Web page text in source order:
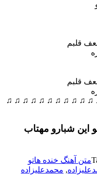
قلبم
قلبم
♫ ♫ ♫ ♫ ♫ ♫ ♫ ♫ ♫ ♫ ♫
این شبارو مهتاب
متن آهنگ خنده هاتو
, محمدعلیزاده